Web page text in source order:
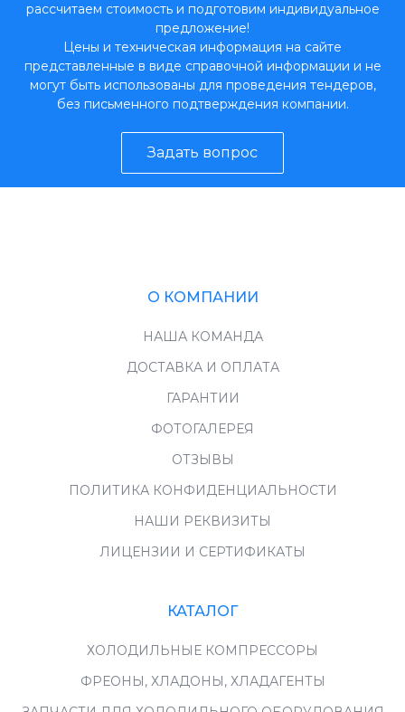
рассчитаем стоимость и подготовим индивидуальное
предложение!
Цены и техническая информация на сайте
представленные в виде справочной информации и не
могут быть использованы для проведения тендеров,
без письменного подтверждения компании.
Задать вопрос
О КОМПАНИИ
НАША КОМАНДА
ДОСТАВКА И ОПЛАТА
ГАРАНТИИ
ФОТОГАЛЕРЕЯ
ОТЗЫВЫ
ПОЛИТИКА КОНФИДЕНЦИАЛЬНОСТИ
НАШИ РЕКВИЗИТЫ
ЛИЦЕНЗИИ И СЕРТИФИКАТЫ
КАТАЛОГ
ХОЛОДИЛЬНЫЕ КОМПРЕССОРЫ
ФРЕОНЫ, ХЛАДОНЫ, ХЛАДАГЕНТЫ